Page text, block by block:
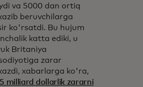
va 5000 dan ortiq
beruvchilarga
ko'rsatdi. Bu hujum
katta ediki, u
Britaniya
zarar
xabarlarga ko'ra,
milliard dollarlik zararni